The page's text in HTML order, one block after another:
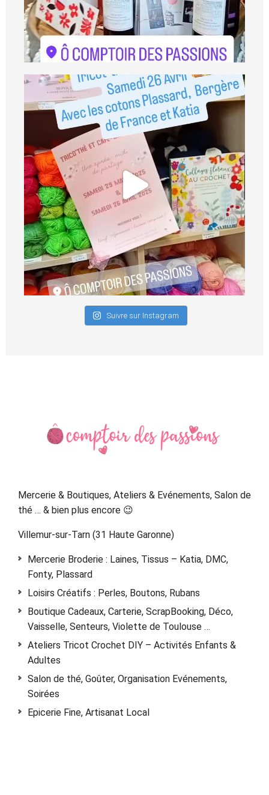
Suivre sur Instagram
Sidebar
Mercerie & Boutiques, Ateliers & Evénements, Salon de
thé … & bien plus encore 😉
Villemur-sur-Tarn (31 Haute Garonne)
Mercerie Broderie : Laines, Tissus – Katia, DMC,
Fonty, Plassard
Loisirs Créatifs : Perles, Boutons, Rubans
Boutique Cadeaux, Carterie, ScrapBooking, Déco,
Vaisselle, Senteurs, Violette de Toulouse …
Ateliers Tricot Crochet DIY – Activités Enfants &
Adultes
Salon de thé, Goûter, Organisation Evénements,
Soirées
Epicerie Fine, Artisanat Local